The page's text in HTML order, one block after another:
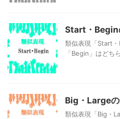
Start・Begin
類似表現「Start
「Begin」はどち
Big・Large
類似表現「Big・